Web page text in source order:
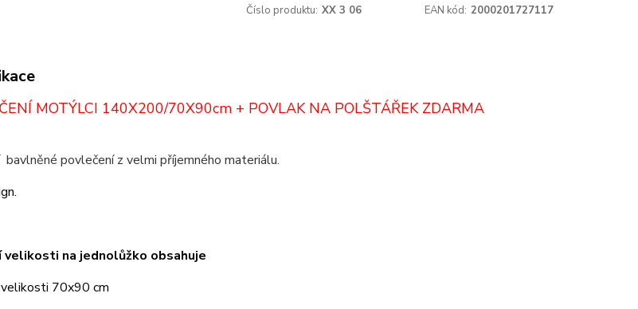
Číslo produktu: XX 3 06 EAN kód: 2000201727117
MOTÝLCI 140X200/70X90cm + POVLAK NA POLŠTÁŘEK ZDARMA
povlečení z velmi příjemného materiálu.
na jednolůžko obsahuje
70x90 cm